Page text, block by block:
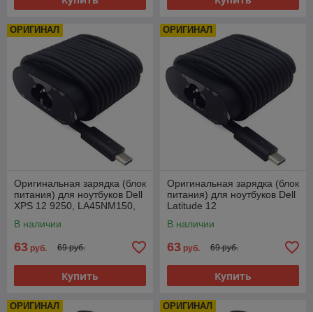
ОРИГИНАЛ
Оригинальная зарядка (блок
питания) для ноутбуков Dell
XPS 12 9250, LA45NM150,
В наличии
63 руб. 69 руб.
Купить
ОРИГИНАЛ
Оригинальная зарядка (блок
питания) для ноутбуков Dell
Latitude 12
штекер Type-C
В наличии
63 руб. 69 руб.
Купить
ОРИГИНАЛ ОРИГИНАЛ